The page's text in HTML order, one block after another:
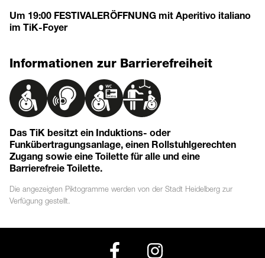
Um 19:00 FESTIVALERÖFFNUNG mit Aperitivo italiano
im TiK-Foyer
Informationen zur Barrierefreiheit
Das TiK besitzt ein Induktions- oder
Funkübertragungsanlage, einen Rollstuhlgerechten
Zugang sowie eine Toilette für alle und eine
Barrierefreie Toilette.
Die angezeigten Piktogramme werden von der Stadt Heidelberg zur
Verfügung gestellt.